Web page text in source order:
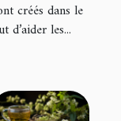
créés dans le
d’aider les...